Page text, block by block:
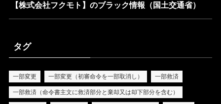
【株式会社フクモト】のブラック情報（国土交通省）
タグ
一部変更 一部変更（初審命令を一部取消し） 一部救済
一部救済（命令書主文に救済部分と棄却又は却下部分を含む）